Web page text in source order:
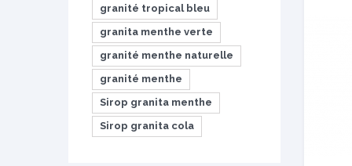
granité tropical bleu
granita menthe verte
granité menthe naturelle
granité menthe
Sirop granita menthe
Sirop granita cola